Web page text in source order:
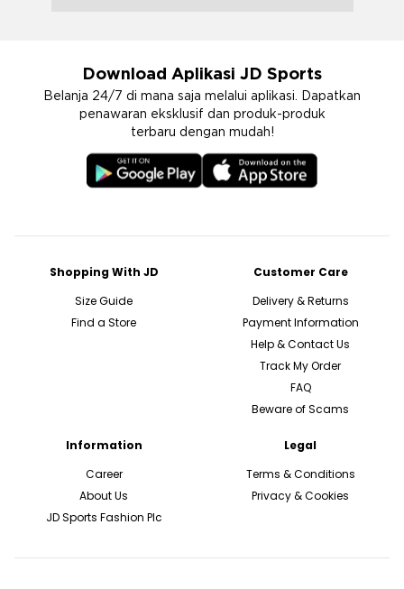
Download Aplikasi JD Sports
Belanja 24/7 di mana saja melalui aplikasi. Dapatkan
penawaran eksklusif dan produk-produk
terbaru dengan mudah!
Shopping With JD
Size Guide
Find a Store
Customer Care
Delivery & Returns
Payment Information
Help & Contact Us
Track My Order
FAQ
Beware of Scams
Information
Career
About Us
JD Sports Fashion Plc
Legal
Terms & Conditions
Privacy & Cookies